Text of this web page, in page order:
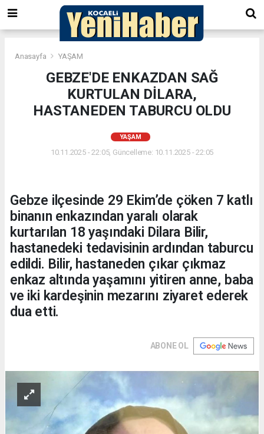
Anasayfa YAŞAM
GEBZE'DE ENKAZDAN SAĞ
KURTULAN DİLARA,
HASTANEDEN TABURCU OLDU
YAŞAM
10.11.2025 - 22:05, Güncelleme: 10.11.2025 - 22:05
Gebze ilçesinde 29 Ekim’de çöken 7 katlı
binanın enkazından yaralı olarak
kurtarılan 18 yaşındaki Dilara Bilir,
hastanedeki tedavisinin ardından taburcu
edildi. Bilir, hastaneden çıkar çıkmaz
enkaz altında yaşamını yitiren anne, baba
ve iki kardeşinin mezarını ziyaret ederek
dua etti.
ABONE OL